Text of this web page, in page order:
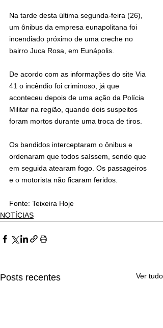
Na tarde desta última segunda-feira (26),
um ônibus da empresa eunapolitana foi
incendiado próximo de uma creche no
bairro Juca Rosa, em Eunápolis.
De acordo com as informações do site Via
41 o incêndio foi criminoso, já que
aconteceu depois de uma ação da Polícia
Militar na região, quando dois suspeitos
foram mortos durante uma troca de tiros.
Os bandidos interceptaram o ônibus e
ordenaram que todos saíssem, sendo que
em seguida atearam fogo. Os passageiros
e o motorista não ficaram feridos.
Fonte: Teixeira Hoje
NOTÍCIAS
Posts recentes Ver tudo